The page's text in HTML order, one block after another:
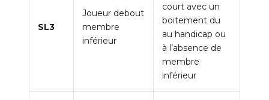
SL3
Joueur debout
membre
inférieur
court avec un
boitement du
au handicap ou
à l’absence de
membre
inférieur